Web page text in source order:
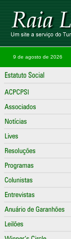
9 de agosto de 2026